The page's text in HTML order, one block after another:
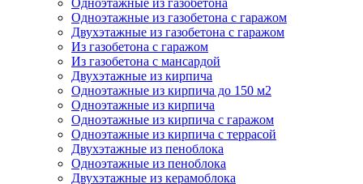
Одноэтажные из газобетона
Одноэтажные из газобетона с гаражом
Двухэтажные из газобетона с гаражом
Из газобетона с гаражом
Из газобетона с мансардой
Двухэтажные из кирпича
Одноэтажные из кирпича до 150 м2
Одноэтажные из кирпича
Одноэтажные из кирпича с гаражом
Одноэтажные из кирпича с террасой
Двухэтажные из пеноблока
Одноэтажные из пеноблока
Двухэтажные из керамоблока